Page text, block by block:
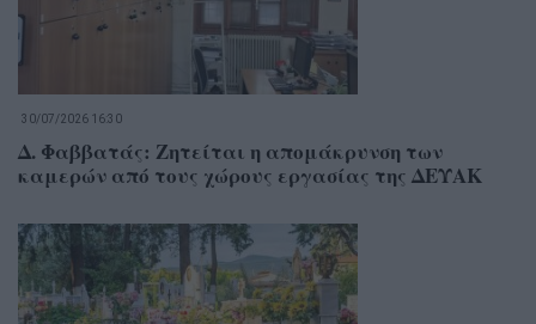
30/07/2026 16:30
Δ. Φαββατάς: Ζητείται η απομάκρυνση των
καμερών από τους χώρους εργασίας της ΔΕΥΑΚ